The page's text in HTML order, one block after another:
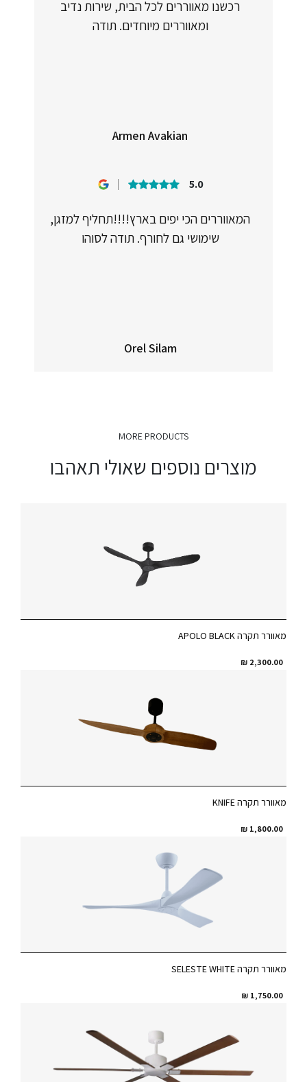
רכשנו מאווררים לכל הבית, שירות נדיב
ומאווררים מיוחדים. תודה
Armen Avakian
5.0
המאווררים הכי יפים בארץ!!!!תחליף למזגן,
שימושי גם לחורף. תודה לסוהו
Orel Silam
MORE PRODUCTS
מוצרים נוספים שאולי תאהבו
מאוורר תקרה APOLO BLACK
2,300.00
₪
מאוורר תקרה KNIFE
1,800.00
₪
מאוורר תקרה SELESTE WHITE
1,750.00
₪